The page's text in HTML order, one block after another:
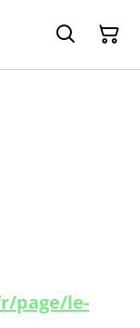
page/le-